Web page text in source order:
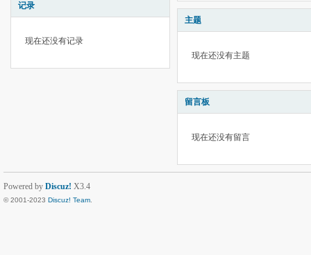
记录
现在还没有记录
主题
现在还没有主题
留言板
现在还没有留言
Powered by Discuz! X3.4
© 2001-2023 Discuz! Team